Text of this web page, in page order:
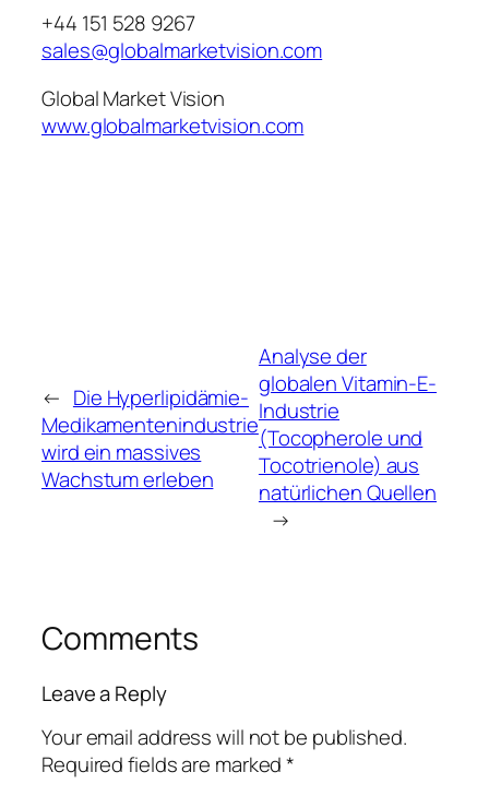
+44 151 528 9267
sales@globalmarketvision.com
Global Market Vision
www.globalmarketvision.com
← Die Hyperlipidämie-
Medikamentenindustrie
wird ein massives
Wachstum erleben
Analyse der
globalen Vitamin-E-
Industrie
(Tocopherole und
Tocotrienole) aus
natürlichen Quellen
→
Comments
Leave a Reply
Your email address will not be published.
Required fields are marked*